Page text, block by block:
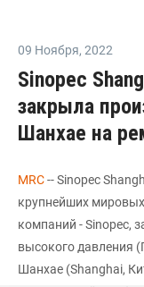
09 Ноября, 2022
Sinopec
закрыла
Шанхае на
MRC-- Sinopec
крупнейших
компаний - Sinopec,
высокого
Шанхае (Shanghai,